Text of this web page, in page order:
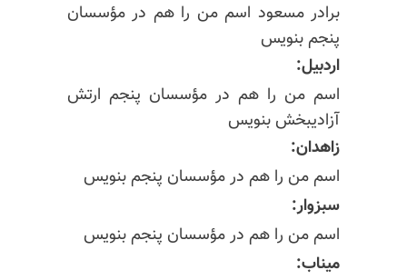
برادر مسعود اسم من را هم در مؤسسان
پنجم بنویس
اردبیل:
اسم من را هم در مؤسسان پنجم ارتش
آزادیبخش بنویس
زاهدان:
اسم من را هم در مؤسسان پنجم بنویس
سبزوار:
اسم من را هم در مؤسسان پنجم بنویس
میناب: